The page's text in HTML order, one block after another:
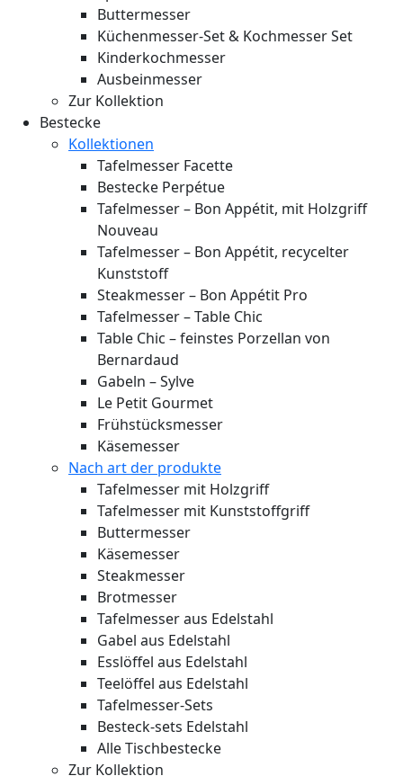
Buttermesser
Küchenmesser-Set & Kochmesser Set
Kinderkochmesser
Ausbeinmesser
Zur Kollektion
Bestecke
Kollektionen
Tafelmesser Facette
Bestecke Perpétue
Tafelmesser – Bon Appétit, mit Holzgriff
Nouveau
Tafelmesser – Bon Appétit, recycelter
Kunststoff
Steakmesser – Bon Appétit Pro
Tafelmesser – Table Chic
Table Chic – feinstes Porzellan von
Bernardaud
Gabeln – Sylve
Le Petit Gourmet
Frühstücksmesser
Käsemesser
Nach art der produkte
Tafelmesser mit Holzgriff
Tafelmesser mit Kunststoffgriff
Buttermesser
Käsemesser
Steakmesser
Brotmesser
Tafelmesser aus Edelstahl
Gabel aus Edelstahl
Esslöffel aus Edelstahl
Teelöffel aus Edelstahl
Tafelmesser-Sets
Besteck-sets Edelstahl
Alle Tischbestecke
Zur Kollektion